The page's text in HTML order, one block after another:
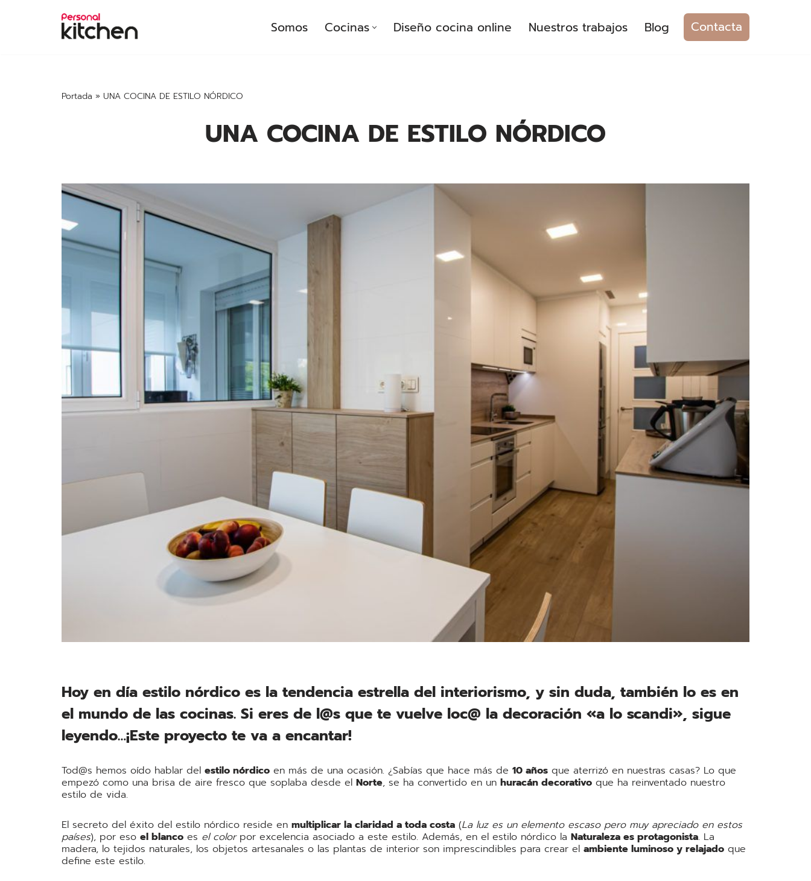
Somos Cocinas Diseño cocina online Nuestros trabajos Blog Contacta
Portada » UNA COCINA DE ESTILO NÓRDICO
UNA COCINA DE ESTILO NÓRDICO
Hoy en día estilo nórdico es la tendencia estrella del interiorismo, y sin duda, también lo es en
el mundo de las cocinas. Si eres de l@s que te vuelve loc@ la decoración «a lo scandi», sigue
leyendo…¡Este proyecto te va a encantar!
Tod@s hemos oído hablar del estilo nórdico en más de una ocasión. ¿Sabías que hace más de 10 años que aterrizó en nuestras casas? Lo que
empezó como una brisa de aire fresco que soplaba desde el Norte, se ha convertido en un huracán decorativo que ha reinventado nuestro
estilo de vida.
El secreto del éxito del estilo nórdico reside en multiplicar la claridad a toda costa (La luz es un elemento escaso pero muy apreciado en estos
países), por eso el blanco es el colorpor excelencia asociado a este estilo. Además, en el estilo nórdico la Naturaleza es protagonista. La
madera, lo tejidos naturales, los objetos artesanales o las plantas de interior son imprescindibles para crear el ambiente luminoso y relajado que
define este estilo.